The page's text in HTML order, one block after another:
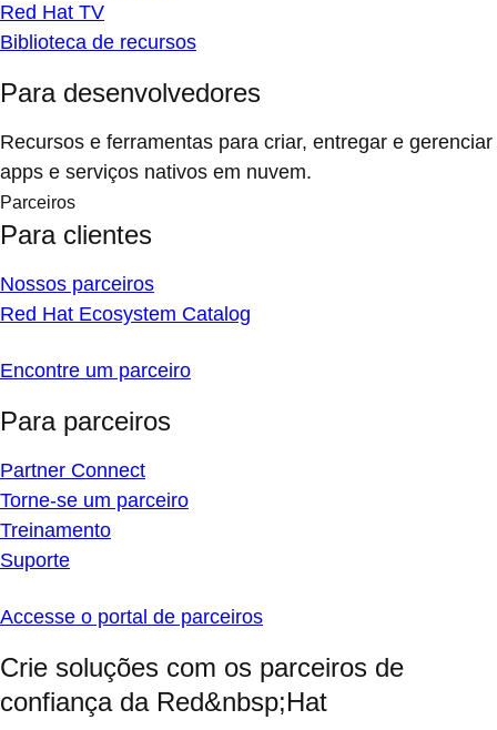
Red Hat TV
Biblioteca de recursos
Para desenvolvedores
Recursos e ferramentas para criar, entregar e gerenciar
apps e serviços nativos em nuvem.
Parceiros
Para clientes
Nossos parceiros
Red Hat Ecosystem Catalog
Encontre um parceiro
Para parceiros
Partner Connect
Torne-se um parceiro
Treinamento
Suporte
Accesse o portal de parceiros
Crie soluções com os parceiros de
confiança da Red&nbsp;Hat